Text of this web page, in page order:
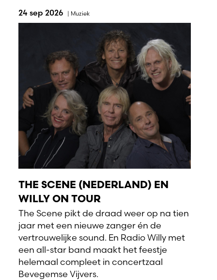
24 sep 2026 | Muziek
THE SCENE (NEDERLAND) EN
WILLY ON TOUR
The Scene pikt de draad weer op na tien
jaar met een nieuwe zanger én de
vertrouwelijke sound. En Radio Willy met
een all-star band maakt het feestje
helemaal compleet in concertzaal
Bevegemse Vijvers.